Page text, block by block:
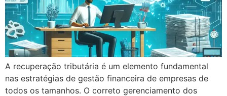
A recuperação tributária é um elemento fundamental
nas estratégias de gestão financeira de empresas de
todos os tamanhos. O correto gerenciamento dos